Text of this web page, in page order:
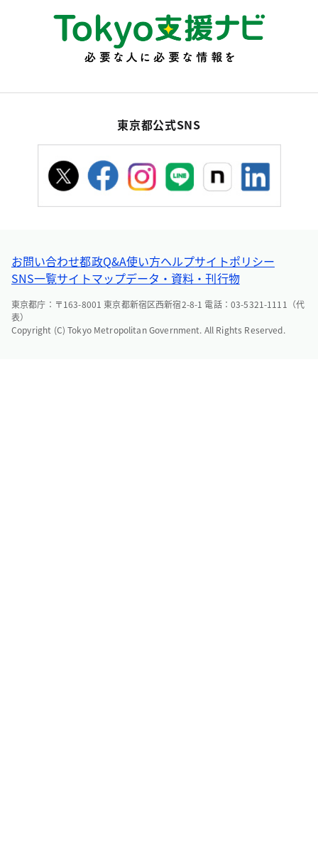
東京都公式SNS
お問い合わせ都政Q&A使い方ヘルプサイトポリシー
SNS一覧サイトマップデータ・資料・刊行物
東京都庁：〒163-8001 東京都新宿区西新宿2-8-1 電話：03-5321-1111（代
表）
Copyright (C) Tokyo Metropolitan Government. All Rights Reserved.